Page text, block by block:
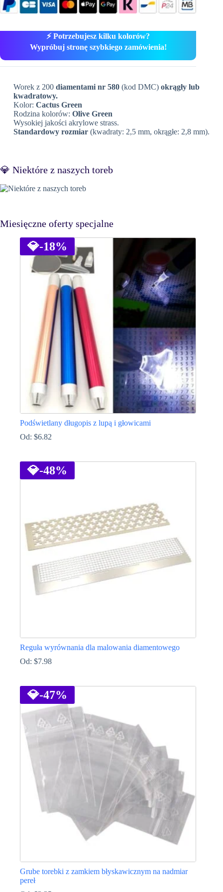
⚡ Potrzebujesz kilku kolorów?
Wypróbuj stronę szybkiego zamówienia!
Worek z 200 diamentami nr 580(kod DMC) okrągły lub
kwadratowy.
Kolor: Cactus Green
Rodzina kolorów: Olive Green
Wysokiej jakości akrylowe strass.
Standardowy rozmiar(kwadraty: 2,5 mm, okrągłe: 2,8 mm).
💎 Niektóre z naszych toreb
Miesięczne oferty specjalne
💎-18%
Podświetlany długopis z lupą i głowicami
Od: $6.82
produkt
ma
wiele
na
stronie
produktu
💎-48%
Reguła wyrównania dla malowania diamentowego
Od: $7.98
ma
wiele
wariantów.
Opcje
można
wybrać
stronie
produktu
💎-47%
Grube torebki z zamkiem błyskawicznym na nadmiar
pereł